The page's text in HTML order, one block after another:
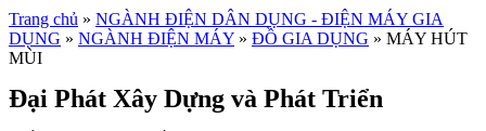
Trang chủ » NGÀNH ĐIỆN DÂN DỤNG - ĐIỆN MÁY GIA
DỤNG » NGÀNH ĐIỆN MÁY » ĐỒ GIA DỤNG » MÁY HÚT
MÙI
Đại Phát Xây Dựng và Phát Triển